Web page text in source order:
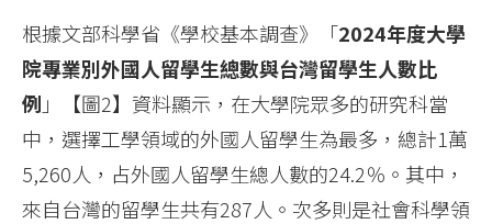
根據文部科學省《學校基本調查》「2024年度大學
院專業別外國人留學生總數與台灣留學生人數比
例 」【圖2】資料顯示，在大學院眾多的研究科當
中，選擇工學領域的外國人留學生為最多，總計1萬
5,260人，占外國人留學生總人數的24.2％。其中，
來自台灣的留學生共有287人。次多則是社會科學領